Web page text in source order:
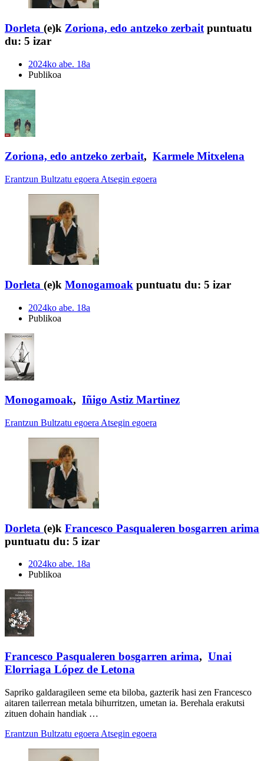
Dorleta (e)k Zoriona, edo antzeko zerbait puntuatu
du: 5 izar
2024ko abe. 18a
Publikoa
Zoriona, edo antzeko zerbait, Karmele Mitxelena
Erantzun Bultzatu egoera Atsegin egoera
Dorleta (e)k Monogamoak puntuatu du: 5 izar
2024ko abe. 18a
Publikoa
Monogamoak, Iñigo Astiz Martinez
Erantzun Bultzatu egoera Atsegin egoera
Dorleta (e)k Francesco Pasqualeren bosgarren arima
puntuatu du: 5 izar
2024ko abe. 18a
Publikoa
Francesco Pasqualeren bosgarren arima, Unai
Elorriaga López de Letona
Sapriko galdaragileen seme eta biloba, gazterik hasi zen Francesco
aitaren tailerrean metala bihurritzen, umetan ia. Berehala erakutsi
zituen dohain handiak …
Erantzun Bultzatu egoera Atsegin egoera